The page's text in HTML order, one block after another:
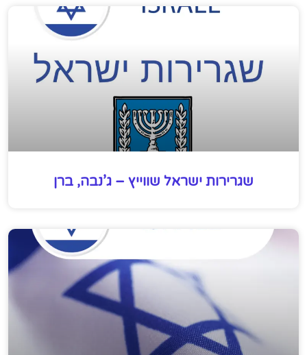
שגרירות ישראל שווייץ – ג’נבה, ברן